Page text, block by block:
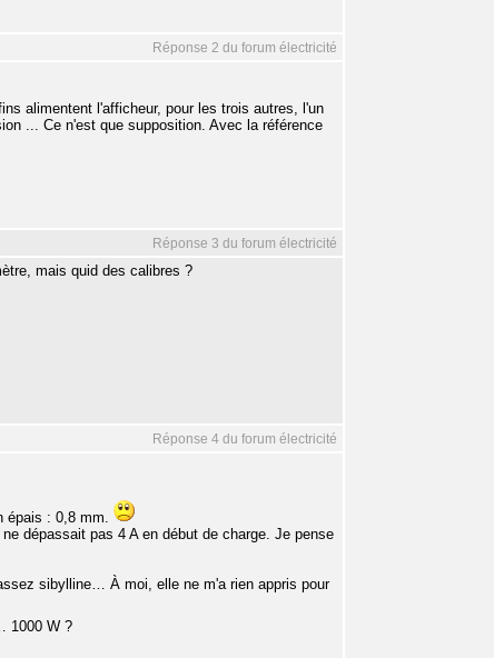
Réponse 2 du forum électricité
alimentent l'afficheur, pour les trois autres, l'un
... Ce n'est que supposition. Avec la référence
Réponse 3 du forum électricité
mais quid des calibres ?
Réponse 4 du forum électricité
épais : 0,8 mm.
dépassait pas 4 A en début de charge. Je pense
sibylline… À moi, elle ne m'a rien appris pour
1000 W ?